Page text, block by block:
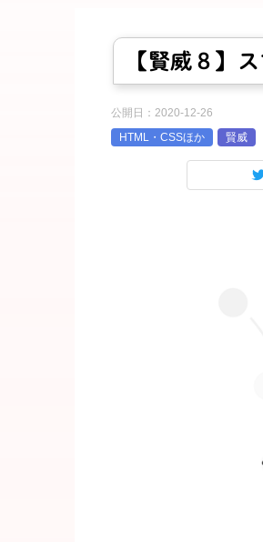
【賢威８】
公開日： 2020-12-26
HTML・CSSほか
賢威